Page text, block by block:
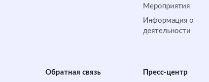
Мероприятия
Информация о
деятельности
Обратная cвязь Пресс-центр